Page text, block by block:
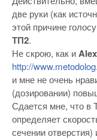
две руки (как
этой причине
ТП2.
Не скрою, как иAlex
http://
и мне не очень
(дозировании)
Сдается мне, что в
определяет
сечении отверстия)